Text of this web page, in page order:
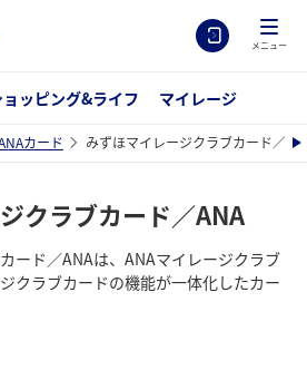
メニュー
ョッピング&ライフ マイレージ
カード みずほマイレージクラブカード／
クラブカード／ANA
ード／ANAは、ANAマイレージクラブ
クラブカードの機能が一体化したカー